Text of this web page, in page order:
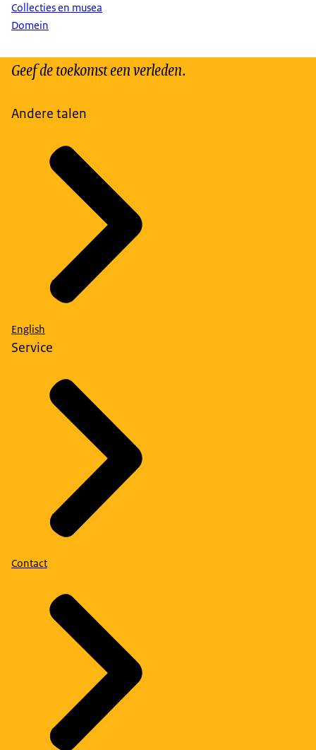
Collecties en musea
Domein
Geef de toekomst een verleden.
Andere talen
English
Service
Contact